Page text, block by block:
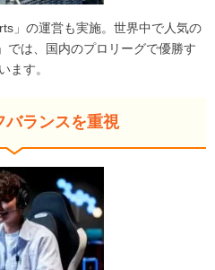
」の運営も実施。世界中で人気の
では、国内のプロリーグで優勝す
ます。
バランスを重視